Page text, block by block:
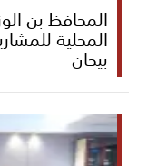
المحافظ بن
المحلية
بيحان